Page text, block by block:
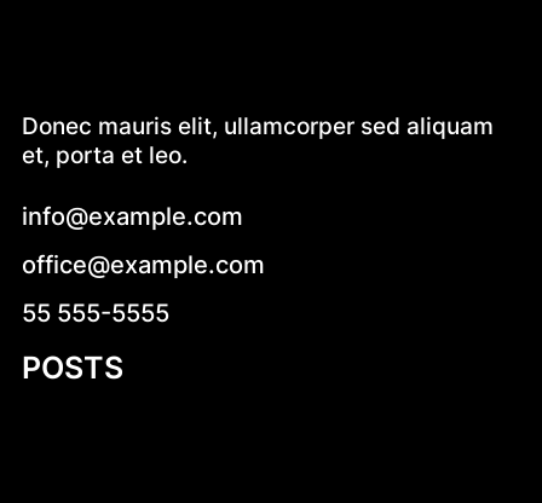
Donec mauris elit, ullamcorper sed aliquam
et, porta et leo.
info@example.com
office@example.com
55 555-5555
POSTS